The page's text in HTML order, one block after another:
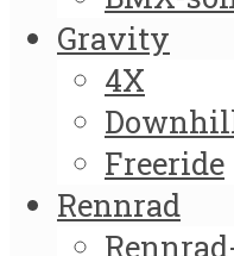
Gravity
4X
Freeride
Rennrad